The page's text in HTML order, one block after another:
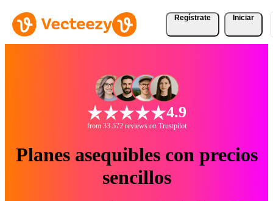
Regístrate Iniciar
4.9
from 33.572 reviews on Trustpilot
Planes asequibles con precios
sencillos